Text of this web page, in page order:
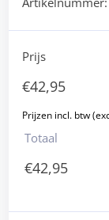
Prijs
€42,95
Totaal
€42,95